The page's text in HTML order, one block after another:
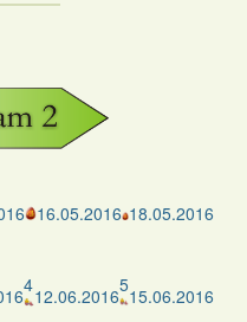
16.05.2016 18.05.2016
412.06.2016515.06.2016